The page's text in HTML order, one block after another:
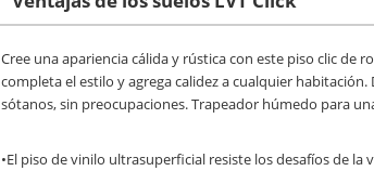
Cree una apariencia cálida y rústica con este piso clic de
completa el estilo y agrega calidez a cualquier
sótanos, sin preocupaciones. Trapeador húmedo para
•El piso de vinilo ultrasuperficial resiste los desafíos de